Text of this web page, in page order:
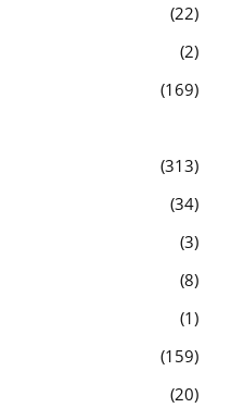
22
2
169
313
34
3
8
1
159
20